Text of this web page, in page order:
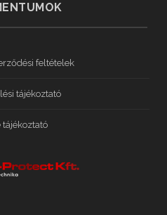
feltételek
tájékoztató
tájékoztató